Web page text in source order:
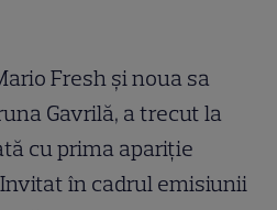
Fresh și noua sa
Gavrilă, a trecut la
cu prima apariție
în cadrul emisiunii